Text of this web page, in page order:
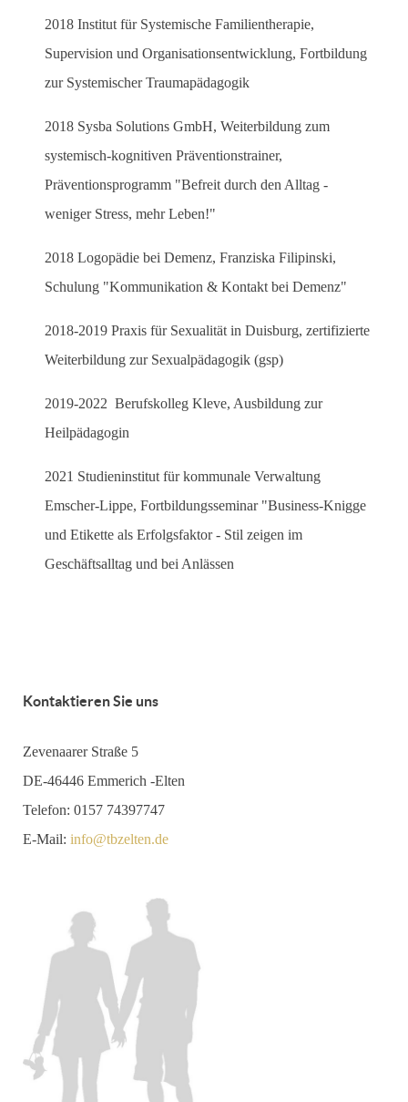
2018 Institut für Systemische Familientherapie,
Supervision und Organisationsentwicklung, Fortbildung
zur Systemischer Traumapädagogik
2018 Sysba Solutions GmbH, Weiterbildung zum
systemisch-kognitiven Präventionstrainer,
Präventionsprogramm "Befreit durch den Alltag -
weniger Stress, mehr Leben!"
2018 Logopädie bei Demenz, Franziska Filipinski,
Schulung "Kommunikation & Kontakt bei Demenz"
2018-2019 Praxis für Sexualität in Duisburg, zertifizierte
Weiterbildung zur Sexualpädagogik (gsp)
2019-2022 Berufskolleg Kleve, Ausbildung zur
Heilpädagogin
2021 Studieninstitut für kommunale Verwaltung
Emscher-Lippe, Fortbildungsseminar "Business-Knigge
und Etikette als Erfolgsfaktor - Stil zeigen im
Geschäftsalltag und bei Anlässen
Kontaktieren Sie uns
Zevenaarer Straße 5
DE-46446 Emmerich -Elten
Telefon: 0157 74397747
E-Mail: info@tbzelten.de